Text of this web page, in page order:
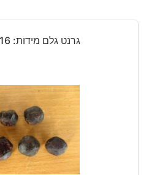
גרנט גלם מידות: 16 – 21 מ"מ